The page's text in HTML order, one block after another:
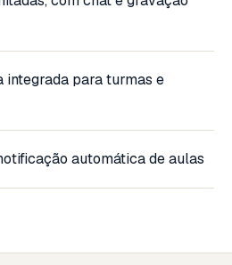
integrada para turmas e
automática de aulas